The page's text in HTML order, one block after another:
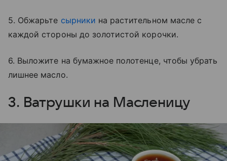
5. Обжарьте сырники на растительном масле с
каждой стороны до золотистой корочки.
6. Выложите на бумажное полотенце, чтобы убрать
лишнее масло.
3. Ватрушки на Масленицу